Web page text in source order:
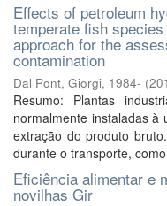
Effects of petroleum
temperate fish
approach for the
contamination
Dal Pont, Giorgi, 1984- (
Resumo: Plantas
normalmente instaladas à
extração do produto
durante o transporte,
Eficiência alimentar e
novilhas Gir